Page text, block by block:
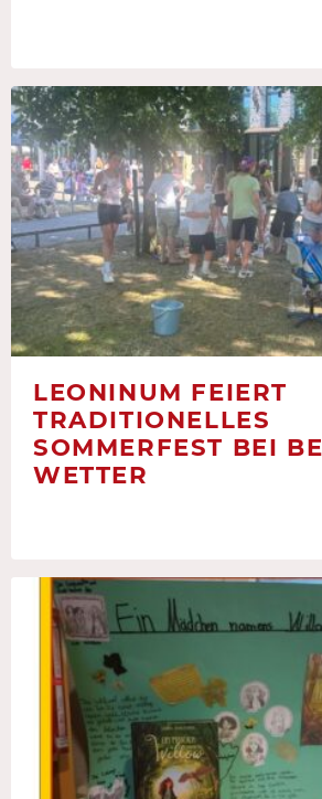
LEONINUM FEIERT
TRADITIONELLES
SOMMERFEST BEI
WETTER